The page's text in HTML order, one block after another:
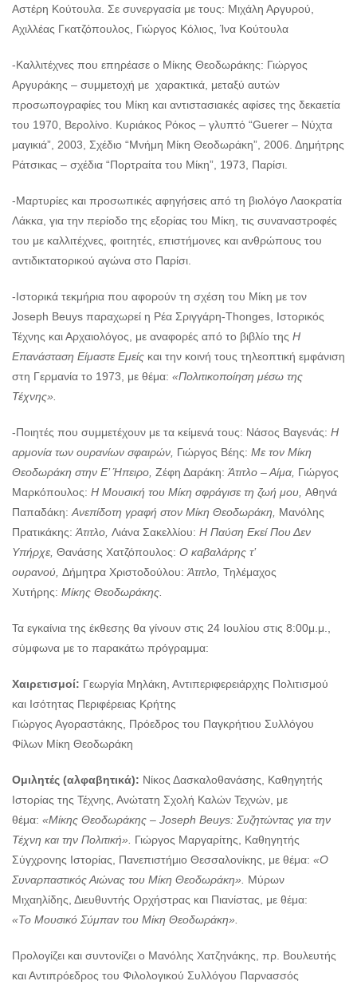
Αστέρη Κούτουλα. Σε συνεργασία με τους: Μιχάλη Αργυρού,
Αχιλλέας Γκατζόπουλος, Γιώργος Κόλιος, Ίνα Κούτουλα
-Καλλιτέχνες που επηρέασε ο Μίκης Θεοδωράκης: Γιώργος
Αργυράκης – συμμετοχή με χαρακτικά, μεταξύ αυτών
προσωπογραφίες του Μίκη και αντιστασιακές αφίσες της δεκαετία
του 1970, Βερολίνο. Κυριάκος Ρόκος – γλυπτό “Guerer – Νύχτα
μαγικιά”, 2003, Σχέδιο “Μνήμη Μίκη Θεοδωράκη”, 2006. Δημήτρης
Ράτσικας – σχέδια “Πορτραίτα του Μίκη”, 1973, Παρίσι.
-Μαρτυρίες και προσωπικές αφηγήσεις από τη βιολόγο Λαοκρατία
Λάκκα, για την περίοδο της εξορίας του Μίκη, τις συναναστροφές
του με καλλιτέχνες, φοιτητές, επιστήμονες και ανθρώπους του
αντιδικτατορικού αγώνα στο Παρίσι.
-Ιστορικά τεκμήρια που αφορούν τη σχέση του Μίκη με τον
Joseph Beuys παραχωρεί η Ρέα Σριγγάρη-Thonges, Ιστορικός
Τέχνης και Αρχαιολόγος, με αναφορές από το βιβλίο της Η
Επανάσταση Είμαστε Εμείς και την κοινή τους τηλεοπτική εμφάνιση
στη Γερμανία το 1973, με θέμα: «Πολιτικοποίηση μέσω της
Τέχνης».
-Ποιητές που συμμετέχουν με τα κείμενά τους: Νάσος Βαγενάς: Η
αρμονία των ουρανίων σφαιρών, Γιώργος Βέης: Με τον Μίκη
Θεοδωράκη στην Ε’ Ήπειρο, Ζέφη Δαράκη: Άτιτλο – Αίμα, Γιώργος
Μαρκόπουλος: Η Μουσική του Μίκη σφράγισε τη ζωή μου, Αθηνά
Παπαδάκη: Ανεπίδοτη γραφή στον Μίκη Θεοδωράκη, Μανόλης
Πρατικάκης: Άτιτλο, Λιάνα Σακελλίου: Η Παύση Εκεί Που Δεν
Υπήρχε, Θανάσης Χατζόπουλος: Ο καβαλάρης τ’
ουρανού, Δήμητρα Χριστοδούλου: Άτιτλο, Τηλέμαχος
Χυτήρης: Μίκης Θεοδωράκης.
Τα εγκαίνια της έκθεσης θα γίνουν στις 24 Ιουλίου στις 8:00μ.μ.,
σύμφωνα με το παρακάτω πρόγραμμα:
Χαιρετισμοί: Γεωργία Μηλάκη, Αντιπεριφερειάρχης Πολιτισμού
και Ισότητας Περιφέρειας Κρήτης
Γιώργος Αγοραστάκης, Πρόεδρος του Παγκρήτιου Συλλόγου
Φίλων Μίκη Θεοδωράκη
Ομιλητές (αλφαβητικά): Νίκος Δασκαλοθανάσης, Καθηγητής
Ιστορίας της Τέχνης, Ανώτατη Σχολή Καλών Τεχνών, με
θέμα: «Μίκης Θεοδωράκης – Joseph Beuys: Συζητώντας για την
Τέχνη και την Πολιτική». Γιώργος Μαργαρίτης, Καθηγητής
Σύγχρονης Ιστορίας, Πανεπιστήμιο Θεσσαλονίκης, με θέμα: «Ο
Συναρπαστικός Αιώνας του Μίκη Θεοδωράκη». Μύρων
Μιχαηλίδης, Διευθυντής Ορχήστρας και Πιανίστας, με θέμα:
«Το Μουσικό Σύμπαν του Μίκη Θεοδωράκη».
Προλογίζει και συντονίζει ο Μανόλης Χατζηνάκης, πρ. Βουλευτής
και Αντιπρόεδρος του Φιλολογικού Συλλόγου Παρνασσός